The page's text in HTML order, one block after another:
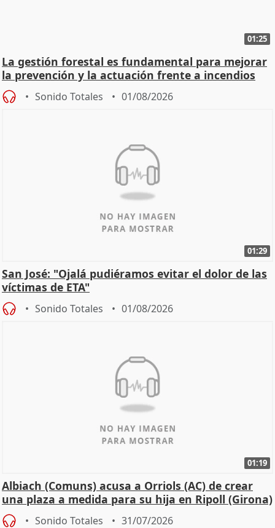
01:25
La gestión forestal es fundamental para mejorar
la prevención y la actuación frente a incendios
Sonido Totales 01/08/2026
01:29
San José: "Ojalá pudiéramos evitar el dolor de las
víctimas de ETA"
Sonido Totales 01/08/2026
01:19
Albiach (Comuns) acusa a Orriols (AC) de crear
una plaza a medida para su hija en Ripoll (Girona)
Sonido Totales 31/07/2026